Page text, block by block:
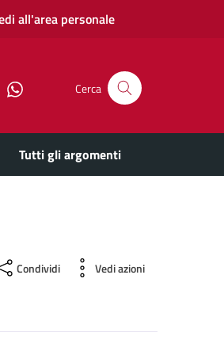
all'area personale
InstagramWhatsappCerca
Tutti gli argomenti
Condividi Vedi azioni